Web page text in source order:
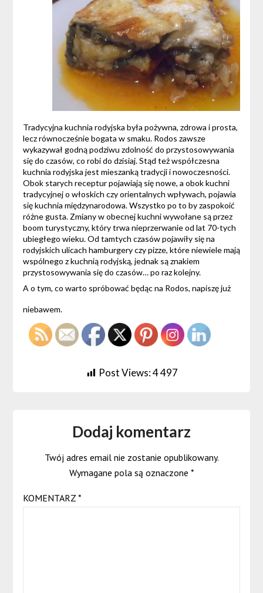
Tradycyjna kuchnia rodyjska była pożywna, zdrowa i prosta,
lecz równocześnie bogata w smaku. Rodos zawsze
wykazywał godną podziwu zdolność do przystosowywania
się do czasów, co robi do dzisiaj. Stąd też współczesna
kuchnia rodyjska jest mieszanką tradycji i nowoczesności.
Obok starych receptur pojawiają się nowe, a obok kuchni
tradycyjnej o włoskich czy orientalnych wpływach, pojawia
się kuchnia międzynarodowa. Wszystko po to by zaspokoić
różne gusta. Zmiany w obecnej kuchni wywołane są przez
boom turystyczny, który trwa nieprzerwanie od lat 70-tych
ubiegłego wieku. Od tamtych czasów pojawiły się na
rodyjskich ulicach hamburgery czy pizze, które niewiele mają
wspólnego z kuchnią rodyjską, jednak są znakiem
przystosowywania się do czasów… po raz kolejny.
A o tym, co warto spróbować będąc na Rodos, napiszę już
niebawem.
Post Views:4 497
Dodaj komentarz
Twój adres email nie zostanie opublikowany.
Wymagane pola są oznaczone *
KOMENTARZ *